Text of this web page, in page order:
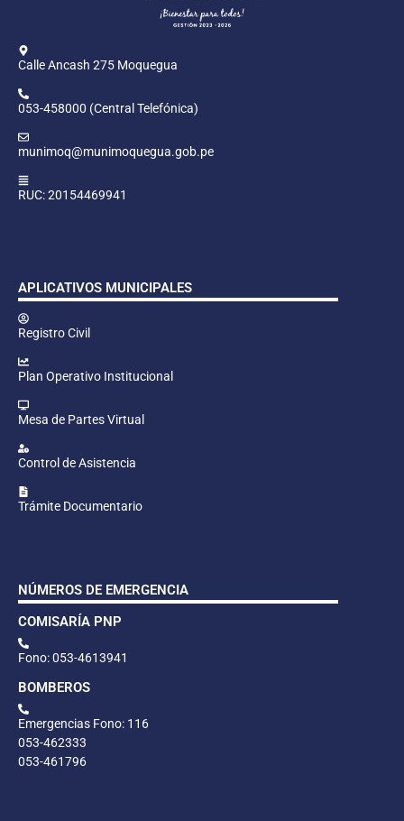
Calle Ancash 275 Moquegua
053-458000 (Central Telefónica)
munimoq@munimoquegua.gob.pe
RUC: 20154469941
APLICATIVOS MUNICIPALES
Registro Civil
Plan Operativo Institucional
Mesa de Partes Virtual
Control de Asistencia
Trámite Documentario
NÚMEROS DE EMERGENCIA
COMISARÍA PNP
Fono: 053-4613941
BOMBEROS
Emergencias Fono: 116
053-462333
053-461796